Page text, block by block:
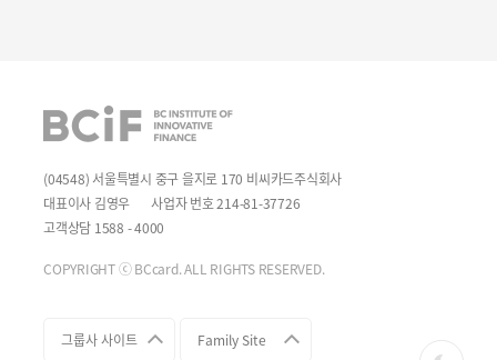
BCIF
(04548) 서울특별시 중구 을지로 170 비씨카드주식회사
대표이사 김영우
사업자 번호 214-81-37726
고객상담 1588 - 4000
COPYRIGHT ⓒ BCcard. ALL RIGHTS RESERVED.